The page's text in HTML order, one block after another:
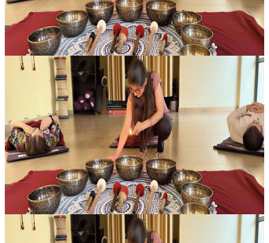
400,00 USD
8 agosto 2026 02:30
Rishikesh, India
7 giorni di ritiri yoga a Rishikesh, India
Immerso nella Yoganagri, la “città dello yoga”, questo ritiro
tradizionale in India propone un’esperienza solida e radicata, adatta
sia a chi si avvicina per la prima volta alla pratica sia a chi ha g...
400,00 USD
8 agosto 2026 03:30
Rishikesh, India